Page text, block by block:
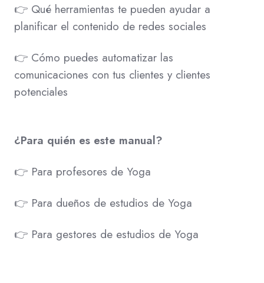
👉 Qué herramientas te pueden ayudar a
planificar el contenido de redes sociales
👉 Cómo puedes automatizar las
comunicaciones con tus clientes y clientes
potenciales
¿Para quién es este manual?
👉 Para profesores de Yoga
👉 Para dueños de estudios de Yoga
👉 Para gestores de estudios de Yoga